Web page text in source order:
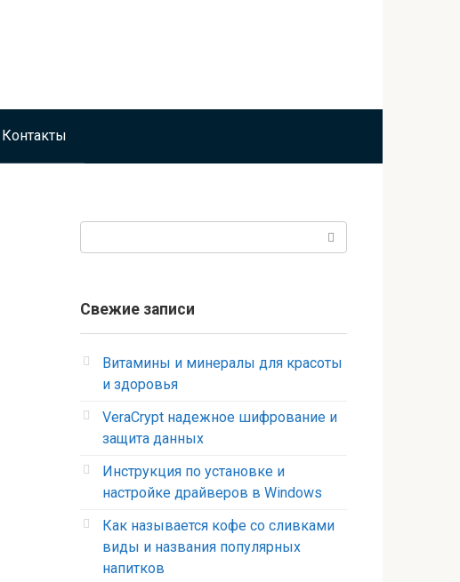
Контакты
Свежие записи
Витамины и минералы для красоты
и здоровья
VeraCrypt надежное шифрование и
защита данных
Инструкция по установке и
настройке драйверов в Windows
Как называется кофе со сливками
виды и названия популярных
напитков